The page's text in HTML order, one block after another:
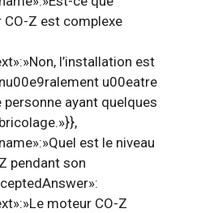
CO-Z est complexe
l’installation est
u00eatre
ayant quelques
est le niveau
pendant son
moteur CO-Z